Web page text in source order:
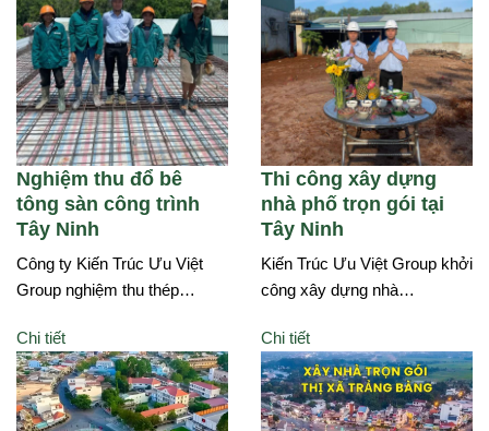
Nghiệm thu đổ bê
tông sàn công trình
Tây Ninh
Công ty Kiến Trúc Ưu Việt
Group nghiệm thu thép…
Chi tiết
Thi công xây dựng
nhà phố trọn gói tại
Tây Ninh
Kiến Trúc Ưu Việt Group khởi
công xây dựng nhà…
Chi tiết